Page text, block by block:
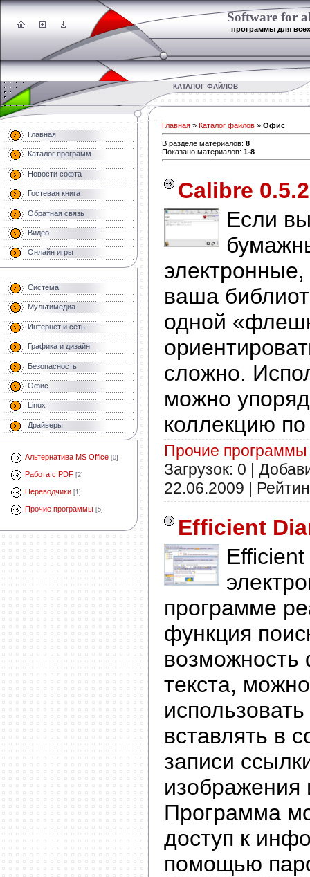
Software for
программы для всех
КАТАЛОГ ФАЙЛОВ
Главная
Каталог программ
Новости софта
Гостевая книга
Обратная связь
Видео
Онлайн игры
Система
Мультимедиа
Интернет и сеть
Графика и дизайн
Безопасность
Офис
Linux
Драйверы
Альтернатива MS Office [0]
Работа с PDF [2]
Переводчики [1]
Прочие программы [5]
Главная » Каталог файлов » Офис
В разделе материалов: 8
Показано материалов: 1-8
Calibre
Если
ваша
одной
сложно.
можно
коллекцию
Прочие программы
Загрузок: 0 |
22.06.2009 |
Efficient
программе
функция
текста,
вставлять в
записи
Программа
доступ к
помощью